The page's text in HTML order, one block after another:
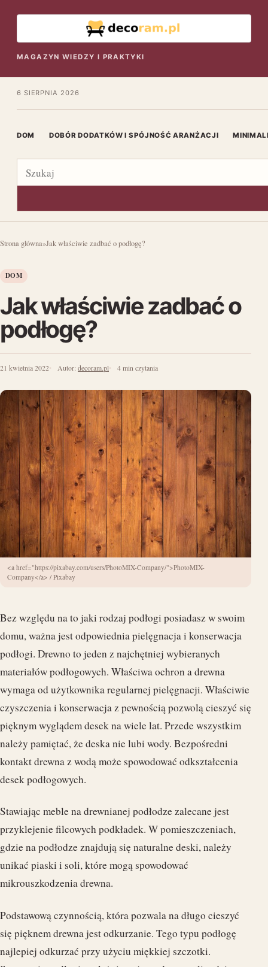
MAGAZYN WIEDZY I PRAKTYKI
6 SIERPNIA 2026
DOM DOBÓR DODATKÓW I SPÓJNOŚĆ ARANŻACJI
Szukaj
Strona główna»Jak właściwie zadbać o podłogę?
DOM
Jak właściwie zadbać o
podłogę?
21 kwietnia 2022 Autor: decoram.pl 4 min czytania
<a href="https://pixabay.com/users/PhotoMIX-Company/">PhotoMIX-
Company</a> / Pixabay
Bez względu na to jaki rodzaj podłogi posiadasz w swoim
domu, ważna jest odpowiednia pielęgnacja i konserwacja
podłogi. Drewno to jeden z najchętniej wybieranych
materiałów podłogowych. Właściwa ochron a drewna
wymaga od użytkownika regularnej pielęgnacji. Właściwie
czyszczenia i konserwacja z pewnością pozwolą cieszyć się
pięknym wyglądem desek na wiele lat. Przede wszystkim
należy pamiętać, że deska nie lubi wody. Bezpośredni
kontakt drewna z wodą może spowodować odkształcenia
desek podłogowych.
Stawiając meble na drewnianej podłodze zalecane jest
przyklejenie filcowych podkładek. W pomieszczeniach,
gdzie na podłodze znajdują się naturalne deski, należy
unikać piaski i soli, które mogą spowodować
mikrouszkodzenia drewna.
Podstawową czynnością, która pozwala na długo cieszyć
się pięknem drewna jest odkurzanie. Tego typu podłogę
najlepiej odkurzać przy użyciu miękkiej szczotki.